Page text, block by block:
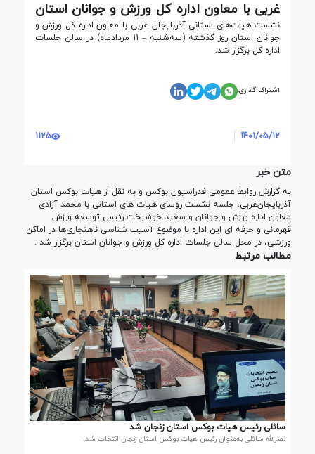
غربی با معاون اداره کل ورزش و جوانان استان
نشست هیات‌های استانی آذربایجان غربی با معاون اداره کل ورزش و
جوانان استان روز گذشته (سه‌شنبه – 11 مردادماه) در سالن جلسات
اداره کل برگزار شد.
اشتراک گذاری:
1401/05/12
1125
متن خبر
به گزارش روابط عمومی فدراسیون بوکس و به نقل از هیات بوکس استان
آذربایجان‌غربی، جلسه نشست روسای هیات های استانی با محمد آزادی
معاون اداره ورزش و جوانان و سعید خوشبخت رئیس توسعه ورزش
قهرمانی و حرفه ای این اداره با موضوع آسیب شناسی ناهنجاری‌ها در اماکن
ورزشی، در محل سالن جلسات اداره کل ورزش و جوانان استان برگزار شد.
مطالب مرتبط
سائلی رئیس هیات بوکس استان زنجان شد
نصرالله سائلی به‌عنوان رئیس هیات بوکس استان زنجان انتخاب شد.